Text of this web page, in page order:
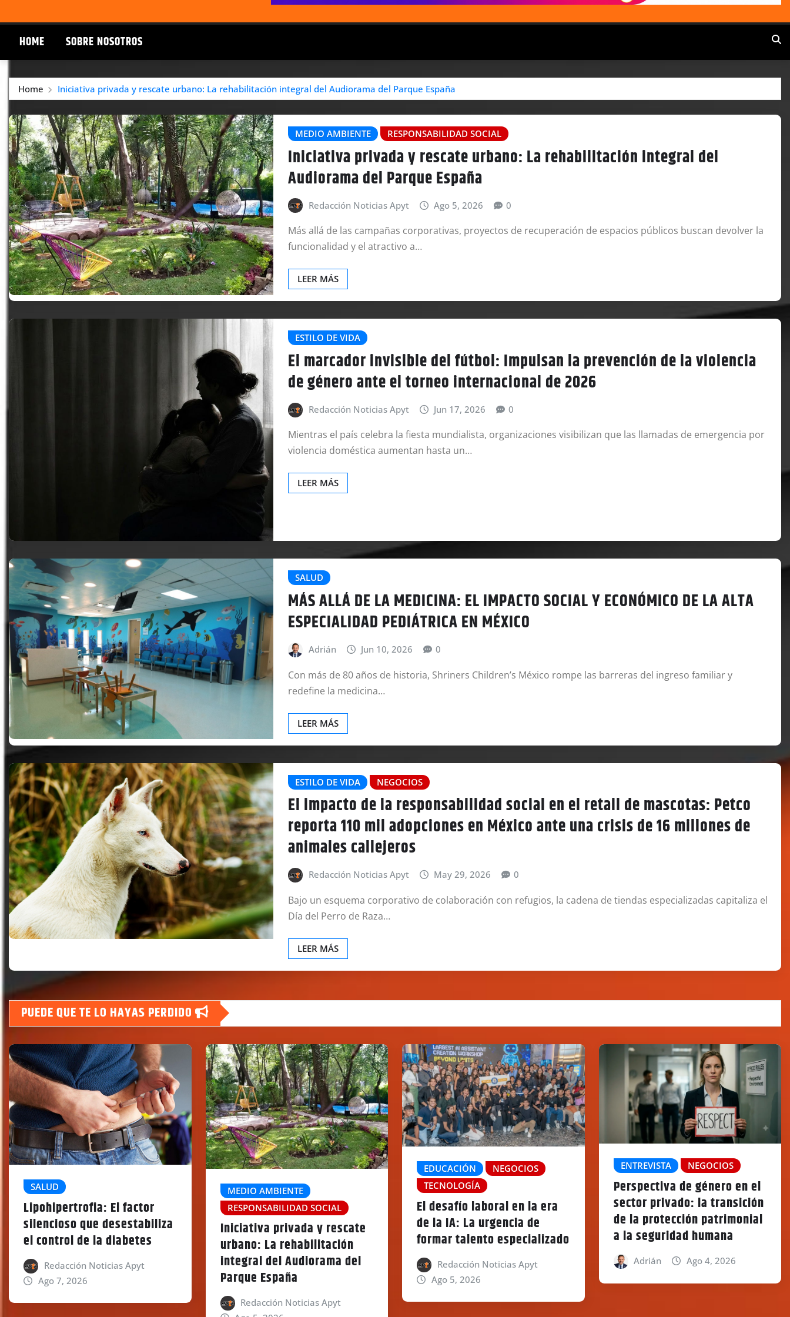
HOME SOBRE NOSOTROS
Home Iniciativa privada y rescate urbano: La rehabilitación integral del Audiorama del Parque España
MEDIO AMBIENTE RESPONSABILIDAD SOCIAL
Iniciativa privada y rescate urbano: La rehabilitación integral del
Audiorama del Parque España
Redacción Noticias Apyt Ago 5, 2026 0
Más allá de las campañas corporativas, proyectos de recuperación de espacios públicos buscan devolver la
funcionalidad y el atractivo a…
LEER MÁS
ESTILO DE VIDA
El marcador invisible del fútbol: Impulsan la prevención de la violencia
de género ante el torneo internacional de 2026
Redacción Noticias Apyt Jun 17, 2026 0
Mientras el país celebra la fiesta mundialista, organizaciones visibilizan que las llamadas de emergencia por
violencia doméstica aumentan hasta un…
LEER MÁS
SALUD
MÁS ALLÁ DE LA MEDICINA: EL IMPACTO SOCIAL Y ECONÓMICO DE LA ALTA
ESPECIALIDAD PEDIÁTRICA EN MÉXICO
Adrián Jun 10, 2026 0
Con más de 80 años de historia, Shriners Children’s México rompe las barreras del ingreso familiar y
redefine la medicina…
LEER MÁS
ESTILO DE VIDA NEGOCIOS
El impacto de la responsabilidad social en el retail de mascotas: Petco
reporta 110 mil adopciones en México ante una crisis de 16 millones de
animales callejeros
Redacción Noticias Apyt May 29, 2026 0
Bajo un esquema corporativo de colaboración con refugios, la cadena de tiendas especializadas capitaliza el
Día del Perro de Raza…
LEER MÁS
PUEDE QUE TE LO HAYAS PERDIDO
SALUD
Lipohipertrofia: El factor
silencioso que desestabiliza
el control de la diabetes
Redacción Noticias Apyt
Ago 7, 2026
MEDIO AMBIENTE
RESPONSABILIDAD SOCIAL
Iniciativa privada y rescate
urbano: La rehabilitación
integral del Audiorama del
Parque España
Redacción Noticias Apyt
EDUCACIÓN
NEGOCIOS
TECNOLOGÍA
El desafío laboral en la era
de la IA: La urgencia de
formar talento especializado
Redacción Noticias Apyt
Ago 5, 2026
ENTREVISTA NEGOCIOS
Perspectiva de género en el
sector privado: la transición
de la protección patrimonial
a la seguridad humana
Adrián Ago 4, 2026